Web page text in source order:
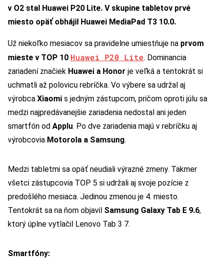
v O2 stal Huawei P20 Lite. V skupine tabletov prvé
miesto opäť obhájil Huawei MediaPad T3 10.0.
Už niekoľko mesiacov sa pravidelne umiestňuje na prvom
mieste v TOP 10 Huawei P20 Lite. Dominancia
zariadení značiek Huawei a Honor je veľká a tentokrát si
uchmatli až polovicu rebríčka. Vo výbere sa udržal aj
výrobca Xiaomi s jedným zástupcom, pričom oproti júlu sa
medzi najpredávanejšie zariadenia nedostal ani jeden
smartfón od Applu. Po dve zariadenia majú v rebríčku aj
výrobcovia Motorola a Samsung.
Medzi tabletmi sa opäť neudiali výrazné zmeny. Takmer
všetci zástupcovia TOP 5 si udržali aj svoje pozície z
predošlého mesiaca. Jedinou zmenou je 4. miesto.
Tentokrát sa na ňom objavil Samsung Galaxy Tab E 9.6,
ktorý úplne vytlačil Lenovo Tab 3 7.
Smartfóny: